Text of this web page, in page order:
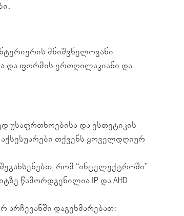
მნიშვნელოვანი
და ფორმის ერთღილაკიანი და
უსაფრთხოებისა და ესთეტიკის
თქვენს ყოველდღიურ
რომ “ინტელექტროში”
წამორდგენილია IP და AHD
დაგეხმარებათ: